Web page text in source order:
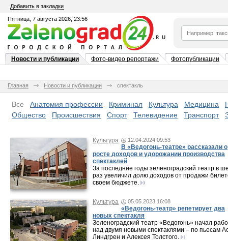
Добавить в закладки
Пятница, 7 августа 2026, 23:56
Новости и публикации Фото-видео репортажи Фотопубликации
Главная Новости и публикации спектакль
Все Анатомия профессии Криминал Культура Медицина
Общество
Происшествия Спорт Телевидение Транспорт
Культура 12.04.2024 09:53
В «Ведогонь-театре» рассказали о
росте доходов и удорожании производства
спектаклей
За последние годы зеленоградский театр в
раз увеличил долю доходов от продажи
своем бюджете.
Культура 05.05.2023 16:08
«Ведогонь-театр» репетирует два
новых спектакля
Зеленоградский театр «Ведогонь» начал
над двумя новыми спектаклями – по пьесам
Линдгрен и Алексея Толстого.